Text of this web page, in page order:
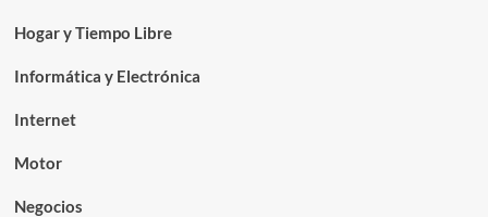
Hogar y Tiempo Libre
Informática y Electrónica
Internet
Motor
Negocios